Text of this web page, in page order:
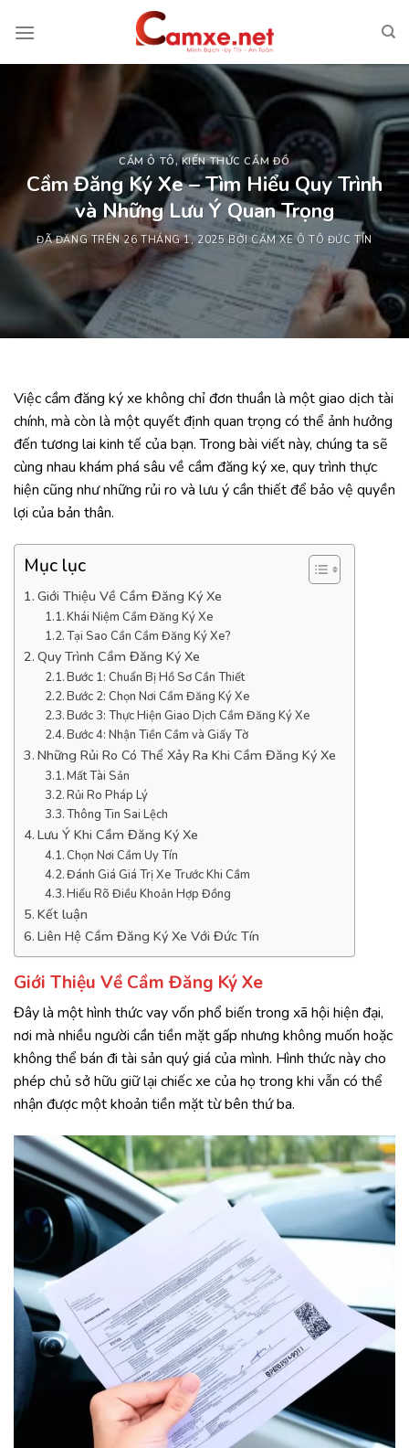
đến
CẦM Ô TÔ,KIẾN THỨC CẦM ĐỒ
Cầm Đăng Ký Xe – Tìm Hiểu Quy Trình
và Những Lưu Ý Quan Trọng
ĐÃ ĐĂNG TRÊN26 THÁNG 1, 2025 BỞICẦM XE Ô TÔ ĐỨC TÍN
Việc cầm đăng ký xe không chỉ đơn thuần là một giao dịch tài
chính, mà còn là một quyết định quan trọng có thể ảnh hưởng
đến tương lai kinh tế của bạn. Trong bài viết này, chúng ta sẽ
cùng nhau khám phá sâu về cầm đăng ký xe, quy trình thực
hiện cũng như những rủi ro và lưu ý cần thiết để bảo vệ quyền
lợi của bản thân.
Mục lục
Giới Thiệu Về Cầm Đăng Ký Xe
Khái Niệm Cầm Đăng Ký Xe
Tại Sao Cần Cầm Đăng Ký Xe?
Quy Trình Cầm Đăng Ký Xe
Bước 1: Chuẩn Bị Hồ Sơ Cần Thiết
Bước 2: Chọn Nơi Cầm Đăng Ký Xe
Bước 3: Thực Hiện Giao Dịch Cầm Đăng Ký Xe
Bước 4: Nhận Tiền Cầm và Giấy Tờ
Những Rủi Ro Có Thể Xảy Ra Khi Cầm Đăng Ký Xe
Mất Tài Sản
Rủi Ro Pháp Lý
Thông Tin Sai Lệch
Lưu Ý Khi Cầm Đăng Ký Xe
Chọn Nơi Cầm Uy Tín
Đánh Giá Giá Trị Xe Trước Khi Cầm
Hiểu Rõ Điều Khoản Hợp Đồng
Kết luận
Liên Hệ Cầm Đăng Ký Xe Với Đức Tín
Giới Thiệu Về Cầm Đăng Ký Xe
Đây là một hình thức vay vốn phổ biến trong xã hội hiện đại,
nơi mà nhiều người cần tiền mặt gấp nhưng không muốn hoặc
không thể bán đi tài sản quý giá của mình. Hình thức này cho
phép chủ sở hữu giữ lại chiếc xe của họ trong khi vẫn có thể
nhận được một khoản tiền mặt từ bên thứ ba.